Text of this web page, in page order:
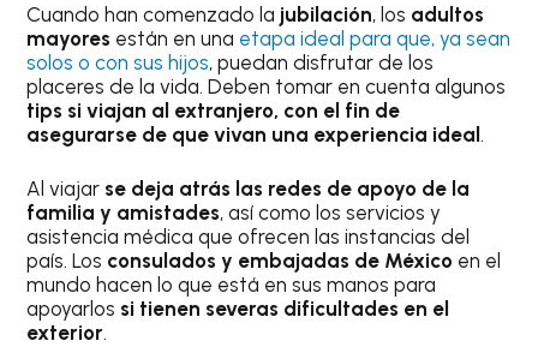
Cuando han comenzado la jubilación, los adultos
mayores están en una etapa ideal para que, ya sean
solos o con sus hijos, puedan disfrutar de los
placeres de la vida. Deben tomar en cuenta algunos
tips si viajan al extranjero, con el fin de
asegurarse de que vivan una experiencia ideal.
Al viajar se deja atrás las redes de apoyo de la
familia y amistades, así como los servicios y
asistencia médica que ofrecen las instancias del
país. Los consulados y embajadas de México en el
mundo hacen lo que está en sus manos para
apoyarlos si tienen severas dificultades en el
exterior.